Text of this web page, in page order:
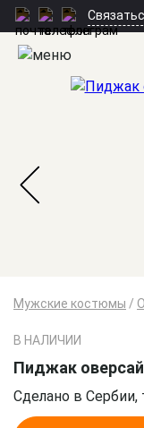
Мужские костюмы /
В НАЛИЧИИ
Пиджак
Сделано в Сербии,